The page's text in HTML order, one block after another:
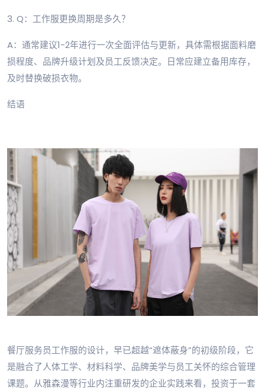
3. Q：工作服更换周期是多久？
A：通常建议1-2年进行一次全面评估与更新，具体需根据面料磨
损程度、品牌升级计划及员工反馈决定。日常应建立备用库存，
及时替换破损衣物。
结语
餐厅服务员工作服的设计，早已超越“遮体蔽身”的初级阶段，它
是融合了人体工学、材料科学、品牌美学与员工关怀的综合管理
课题。从雅森漫等行业内注重研发的企业实践来看，投资于一套